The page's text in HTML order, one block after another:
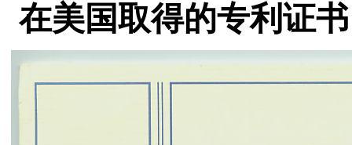
在美国取得的专利证书